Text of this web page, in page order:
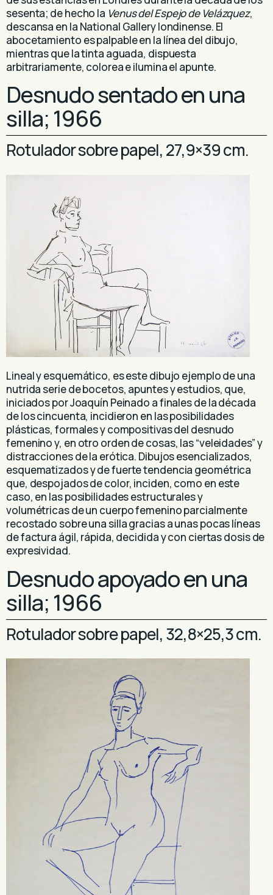
sesenta; de hecho la Venus del Espejo de Velázquez,
descansa en la National Gallery londinense. El
abocetamiento es palpable en la línea del dibujo,
mientras que la tinta aguada, dispuesta
arbitrariamente, colorea e ilumina el apunte.
Desnudo sentado en una
silla; 1966
Rotulador sobre papel, 27,9×39 cm.
Lineal y esquemático, es este dibujo ejemplo de una
nutrida serie de bocetos, apuntes y estudios, que,
iniciados por Joaquín Peinado a finales de la década
de los cincuenta, incidieron en las posibilidades
plásticas, formales y compositivas del desnudo
femenino y, en otro orden de cosas, las “veleidades” y
distracciones de la erótica. Dibujos esencializados,
esquematizados y de fuerte tendencia geométrica
que, despojados de color, inciden, como en este
caso, en las posibilidades estructurales y
volumétricas de un cuerpo femenino parcialmente
recostado sobre una silla gracias a unas pocas líneas
de factura ágil, rápida, decidida y con ciertas dosis de
expresividad.
Desnudo apoyado en una
silla; 1966
Rotulador sobre papel, 32,8×25,3 cm.